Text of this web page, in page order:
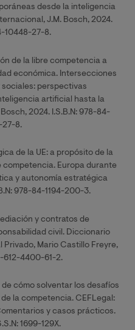
desde la inteligencia
J.M. Bosch, 2024.
10448-27-8.
de la libre competencia a
económica. Intersecciones
perspectivas
artificial hasta la
2024. I.S.B.N: 978-84-
27-8.
de la UE: a propósito de la
competencia. Europa durante
y autonomía estratégica
978-84-1194-200-3.
y contratos de
civil. Diccionario
Mario Castillo Freyre,
612-4400-61-2.
cómo solventar los desafíos
la competencia. CEFLegal:
y casos prácticos.
1699-129X.